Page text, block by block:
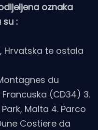
oznaka
su :
Hrvatska te ostala
du
Francuska (CD34) 3.
Malta 4. Parco
Costiere da